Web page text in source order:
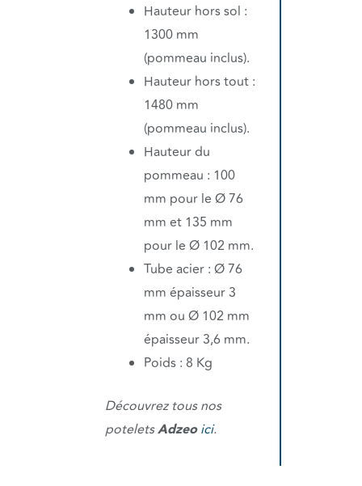
Hauteur hors sol :
1300 mm
(pommeau inclus).
Hauteur hors tout :
1480 mm
(pommeau inclus).
Hauteur du
pommeau : 100
mm pour le Ø 76
mm et 135 mm
pour le Ø 102 mm.
Tube acier : Ø 76
mm épaisseur 3
mm ou Ø 102 mm
épaisseur 3,6 mm.
Poids : 8 Kg
Découvrez tous nos
poteletsAdzeo ici.